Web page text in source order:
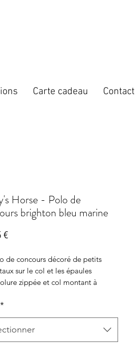
Carte cadeau Contact
Horse - Polo de
brighton bleu marine
€Prix
de concours décoré de petits
sur le col et les épaules
zippée et col montant à
pour la compétition
micro polyester
*